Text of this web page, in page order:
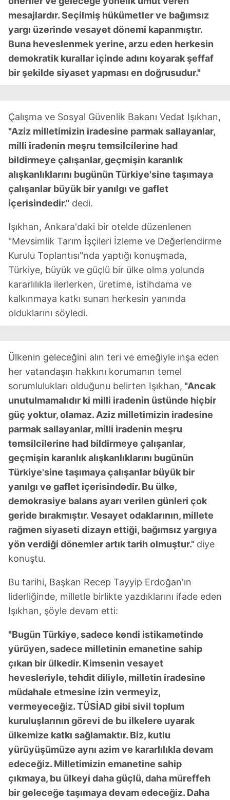
verileriniz işlenmekte olup gerekli olan çerezler bilgi
toplumu hizmetlerinin sunulması amacıyla
kullanılmaktadır. Diğer çerezler, sitemizin daha işlevsel
kılınması ve kişiselleştirilmesi ve sizlere yönelik
reklam/pazarlama faaliyetlerinin yapılması, amaçlarıyla
sınırlı olarak açık rızanız dahilinde kullanılacaktır.
vasıtasıyla belirleyebilirsiniz. Çerezlere ilişkin detaylı bilgi
için Ayarlar butonuna tıklayabilir,
Çerez Bilgilendirme
Metnimiziziyaret edebilirsiniz.
6698 sayılı Kişisel Verilerin Korunması Kanunu uyarınca
hazırlanmış Aydınlatma Metnimizi okumak ve sitemizde
ilgili mevzuata uygun olarak kullanılan çerezlerle ilgili bilgi
almak için lütfen tıklayınız
mesajlardır. Seçilmiş hükümetler ve bağımsız
yargı üzerinde vesayet dönemi kapanmıştır.
Buna heveslenmek yerine, arzu eden herkesin
demokratik kurallar içinde adını koyarak şeffaf
bir şekilde siyaset yapması en doğrusudur."
Çalışma ve Sosyal Güvenlik Bakanı Vedat Işıkhan,
"Aziz milletimizin iradesine parmak sallayanlar,
milli iradenin meşru temsilcilerine had
bildirmeye çalışanlar, geçmişin karanlık
alışkanlıklarını bugünün Türkiye'sine taşımaya
çalışanlar büyük bir yanılgı ve gaflet
içerisindedir." dedi.
Işıkhan, Ankara'daki bir otelde düzenlenen
"Mevsimlik Tarım İşçileri İzleme ve Değerlendirme
Kurulu Toplantısı"nda yaptığı konuşmada,
Türkiye, büyük ve güçlü bir ülke olma yolunda
kararlılıkla ilerlerken, üretime, istihdama ve
kalkınmaya katkı sunan herkesin yanında
olduklarını söyledi.
Ülkenin geleceğini alın teri ve emeğiyle inşa eden
her vatandaşın hakkını korumanın temel
sorumlulukları olduğunu belirten Işıkhan, "Ancak
unutulmamalıdır ki milli iradenin üstünde hiçbir
güç yoktur, olamaz. Aziz milletimizin iradesine
parmak sallayanlar, milli iradenin meşru
temsilcilerine had bildirmeye çalışanlar,
geçmişin karanlık alışkanlıklarını bugünün
Türkiye'sine taşımaya çalışanlar büyük bir
yanılgı ve gaflet içerisindedir. Bu ülke,
demokrasiye balans ayarı verilen günleri çok
geride bırakmıştır. Vesayet odaklarının, millete
rağmen siyaseti dizayn ettiği, bağımsız yargıya
yön verdiği dönemler artık tarih olmuştur." diye
konuştu.
Bu tarihi, Başkan Recep Tayyip Erdoğan'ın
liderliğinde, milletle birlikte yazdıklarını ifade eden
Işıkhan, şöyle devam etti:
"Bugün Türkiye, sadece kendi istikametinde
yürüyen, sadece milletinin emanetine sahip
çıkan bir ülkedir. Kimsenin vesayet
hevesleriyle, tehdit diliyle, milletin iradesine
müdahale etmesine izin vermeyiz,
vermeyeceğiz. TÜSİAD gibi sivil toplum
kuruluşlarının görevi de bu ilkelere uyarak
ülkemize katkı sağlamaktır. Biz, kutlu
yürüyüşümüze aynı azim ve kararlılıkla devam
edeceğiz. Milletimizin emanetine sahip
çıkmaya, bu ülkeyi daha güçlü, daha müreffeh
bir geleceğe taşımaya devam edeceğiz. Daha